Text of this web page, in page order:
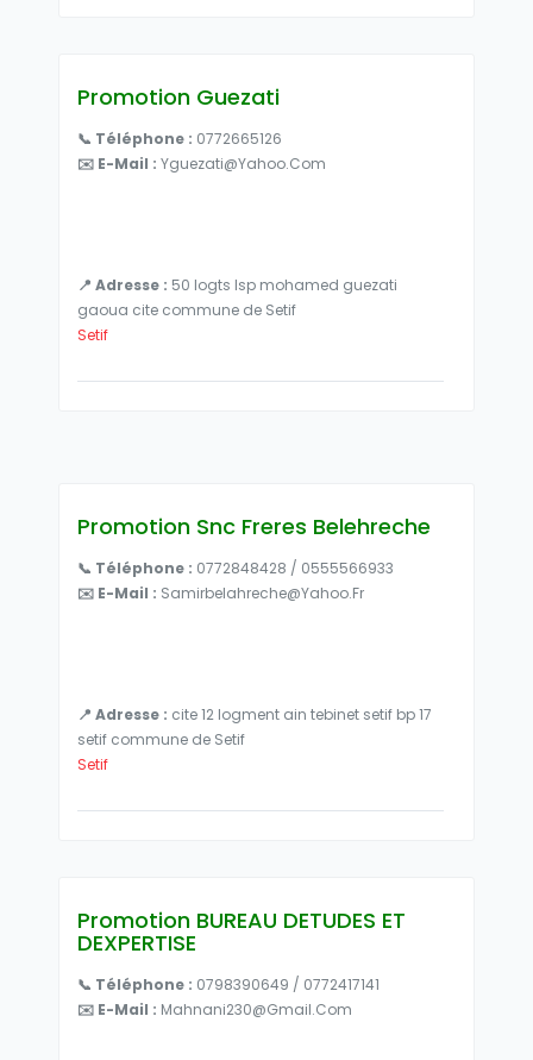
Promotion Guezati
📞 Téléphone : 0772665126
✉️ E-Mail : Yguezati@yahoo.com
📍 Adresse : 50 logts lsp mohamed guezati
gaoua cite commune de Setif
Setif
Promotion Snc Freres Belehreche
📞 Téléphone : 0772848428 / 0555566933
✉️ E-Mail : Samirbelahreche@yahoo.fr
📍 Adresse : cite 12 logment ain tebinet setif bp 17
setif commune de Setif
Setif
Promotion BUREAU DETUDES ET
DEXPERTISE
📞 Téléphone : 0798390649 / 0772417141
✉️ E-Mail : Mahnani230@gmail.com